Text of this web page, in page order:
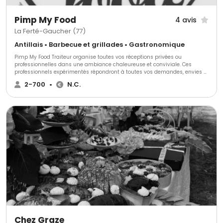
Pimp My Food 4 avis
La Ferté-Gaucher (77)
Antillais • Barbecue et grillades • Gastronomique
Pimp My Food Traiteur organise toutes vos réceptions privées ou
professionnelles dans une ambiance chaleureuse et conviviale. Ces
professionnels expérimentés répondront à toutes vos demandes, envies et
s’adapteront à toutes vos exigences pour réaliser exactement ce que vous
souhaitez et faire de votre projet un moment inoubliable et unique.
2-700 • N.C.
Chez Graze